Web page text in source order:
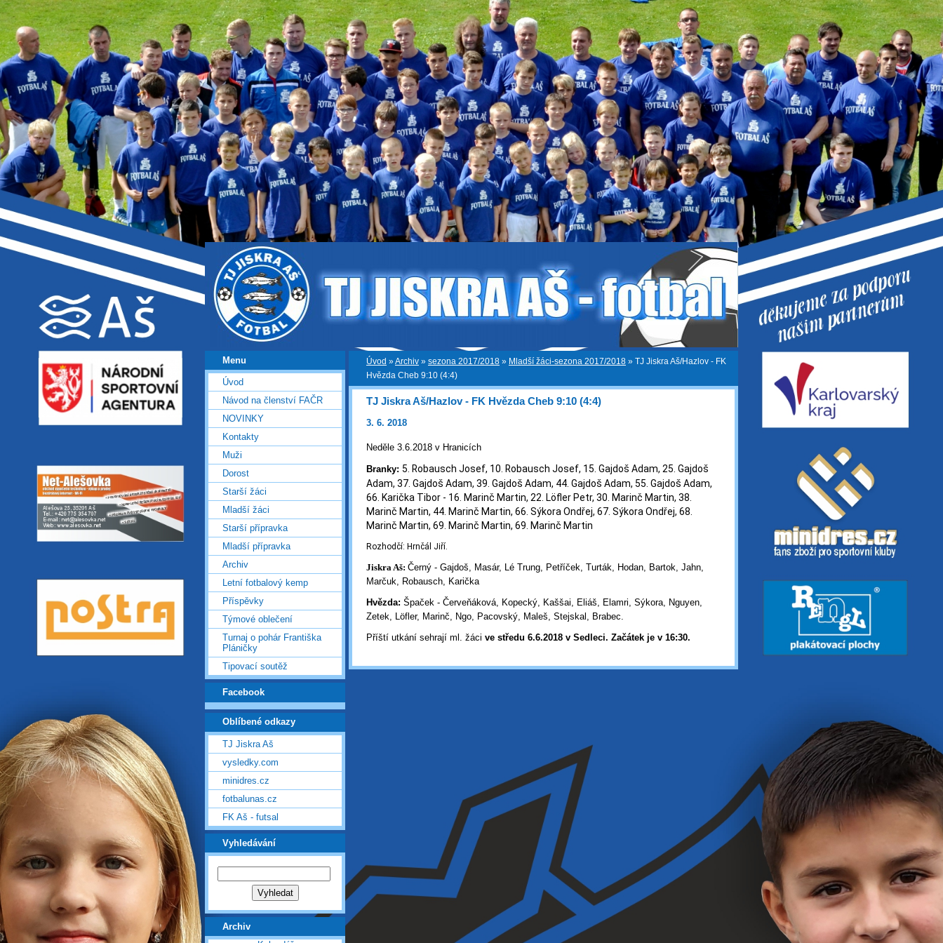
Úvod »Archiv » sezona 2017/2018 » Mladší žáci-sezona 2017/2018 » TJ Jiskra Aš/Hazlov - FK
Hvězda Cheb 9:10 (4:4)
TJ Jiskra Aš/Hazlov - FK Hvězda Cheb 9:10 (4:4)
3. 6. 2018
Neděle 3.6.2018 v Hranicích
Branky: 5. Robausch Josef, 10. Robausch Josef, 15. Gajdoš Adam, 25. Gajdoš
Adam, 37. Gajdoš Adam, 39. Gajdoš Adam, 44. Gajdoš Adam, 55. Gajdoš Adam,
66. Karička Tibor - 16. Marinč Martin, 22. Löfler Petr, 30. Marinč Martin, 38.
Marinč Martin, 44. Marinč Martin, 66. Sýkora Ondřej, 67. Sýkora Ondřej, 68.
Marinč Martin, 69. Marinč Martin, 69. Marinč Martin
Rozhodčí: Hrnčál Jiří.
Jiskra Aš: Černý - Gajdoš, Masár, Lé Trung, Petříček, Turták, Hodan, Bartok, Jahn,
Marčuk, Robausch, Karička
Hvězda: Špaček - Červeňáková, Kopecký, Kaššai, Eliáš, Elamri, Sýkora, Nguyen,
Zetek, Löfler, Marinč, Ngo, Pacovský, Maleš, Stejskal, Brabec.
Příští utkání sehrají ml. žáci ve středu 6.6.2018 v Sedleci. Začátek je v 16:30.
Menu
Úvod
Návod na členství FAČR
NOVINKY
Kontakty
Muži
Dorost
Starší žáci
Mladší žáci
Starší přípravka
Mladší přípravka
Archiv
Letní fotbalový kemp
Příspěvky
Týmové oblečení
Turnaj o pohár Františka
Pláničky
Tipovací soutěž
Facebook
Oblíbené odkazy
TJ Jiskra Aš
vysledky.com
minidres.cz
fotbalunas.cz
FK Aš - futsal
Vyhledávání
Archiv